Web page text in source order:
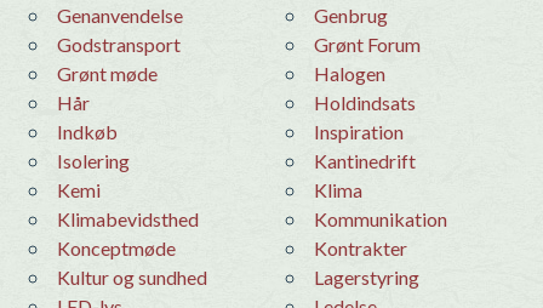
Genanvendelse
Genbrug
godstransport
Grønt Forum
grønt møde
Halogen
hår
holdindsats
Indkøb
Inspiration
Isolering
Kantinedrift
kemi
Klima
Klimabevidsthed
Kommunikation
konceptmøde
Kontrakter
Kultur og sundhed
Lagerstyring